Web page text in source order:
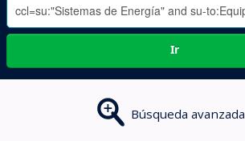
Ir
Búsqueda avanzada